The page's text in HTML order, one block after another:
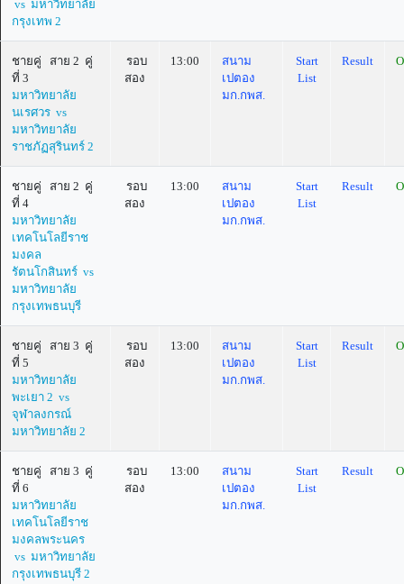
vs มหาวิทยาลัย
กรุงเทพ 2
ชายคู่ สาย 2 คู่
ที่ 3
มหาวิทยาลัย
นเรศวร vs
มหาวิทยาลัย
ราชภัฏสุรินทร์ 2
รอบ
สอง
13:00
สนาม
เปตอง
มก.กพส.
Start
List
Result
ชายคู่ สาย 2 คู่
ที่ 4
มหาวิทยาลัย
เทคโนโลยีราช
มงคล
รัตนโกสินทร์ vs
มหาวิทยาลัย
กรุงเทพธนบุรี
รอบ
สอง
13:00
สนาม
เปตอง
มก.กพส.
Start
List
Result
ชายคู่ สาย 3 คู่
ที่ 5
มหาวิทยาลัย
พะเยา 2 vs
จุฬาลงกรณ์
มหาวิทยาลัย 2
รอบ
สอง
13:00
สนาม
เปตอง
มก.กพส.
Start
List
Result
ชายคู่ สาย 3 คู่
ที่ 6
มหาวิทยาลัย
เทคโนโลยีราช
มงคลพระนคร
vs มหาวิทยาลัย
กรุงเทพธนบุรี 2
รอบ
สอง
13:00
สนาม
เปตอง
มก.กพส.
Start
List
Result